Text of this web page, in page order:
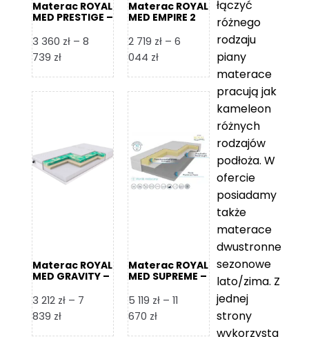
Materac ROYAL
MED PRESTIGE –
3 360 zł – 8
739 złZakres
od
8
739 zł
Materac ROYAL
MED EMPIRE 2
2 719 zł – 6
044 złZakres
od
6
044 zł
Materac ROYAL
MED GRAVITY –
3 212 zł – 7
839 złZakres
Materac ROYAL
MED SUPREME –
5 119 zł – 11
670 złZakres
łączyć
różnego
rodzaju
piany
materace
pracują jak
kameleon
różnych
rodzajów
podłoża. W
ofercie
posiadamy
także
materace
dwustronne
sezonowe
lato/zima. Z
jednej
strony
wykorzysta